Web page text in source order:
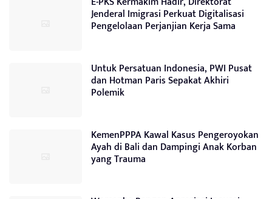
Jenderal Imigrasi Perkuat Digitalisasi
Pengelolaan Perjanjian Kerja Sama
Untuk Persatuan Indonesia, PWI Pusat
dan Hotman Paris Sepakat Akhiri
Polemik
KemenPPPA Kawal Kasus Pengeroyokan
Ayah di Bali dan Dampingi Anak Korban
yang Trauma